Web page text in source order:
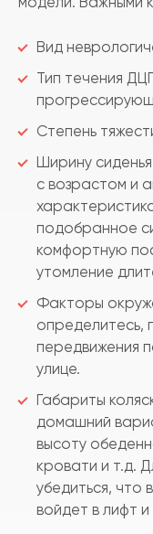
Вид
Тип течения
Степень
Ширину
с возрастом и
подобранное
комфортную
утомление
Факторы
определитесь,
передвижения
улице.
Габариты
домашний
высоту
кровати и т.д.
убедиться, что
войдет в лифт